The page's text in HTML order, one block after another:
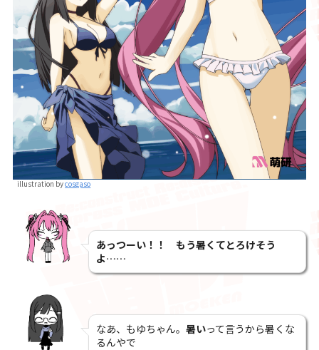
illustration bycosgaso
あっつーい！！
もう暑くてとろけそう
よ……
なあ、もゆちゃん。暑いって言うから暑くな
るんやで